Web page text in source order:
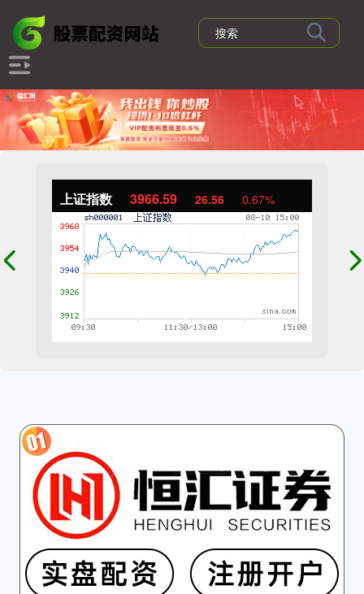
上证指数 3966.59 26.56 0.67%